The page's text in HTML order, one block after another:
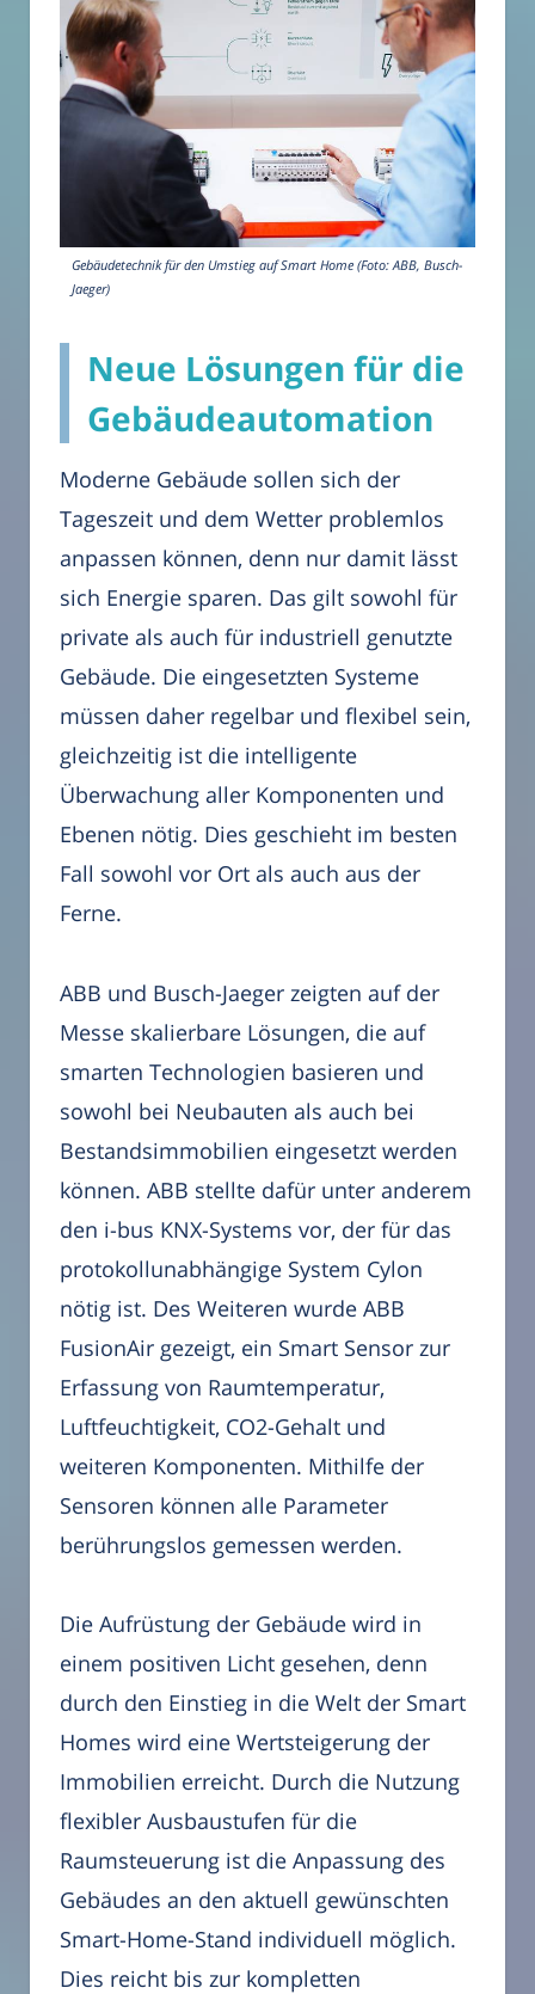
Gebäudetechnik für den Umstieg auf Smart Home (Foto: ABB, Busch-
Jaeger)
Neue Lösungen für die
Gebäudeautomation
Moderne Gebäude sollen sich der
Tageszeit und dem Wetter problemlos
anpassen können, denn nur damit lässt
sich Energie sparen. Das gilt sowohl für
private als auch für industriell genutzte
Gebäude. Die eingesetzten Systeme
müssen daher regelbar und flexibel sein,
gleichzeitig ist die intelligente
Überwachung aller Komponenten und
Ebenen nötig. Dies geschieht im besten
Fall sowohl vor Ort als auch aus der
Ferne.
ABB und Busch-Jaeger zeigten auf der
Messe skalierbare Lösungen, die auf
smarten Technologien basieren und
sowohl bei Neubauten als auch bei
Bestandsimmobilien eingesetzt werden
können. ABB stellte dafür unter anderem
den i-bus KNX-Systems vor, der für das
protokollunabhängige System Cylon
nötig ist. Des Weiteren wurde ABB
FusionAir gezeigt, ein Smart Sensor zur
Erfassung von Raumtemperatur,
Luftfeuchtigkeit, CO2-Gehalt und
weiteren Komponenten. Mithilfe der
Sensoren können alle Parameter
berührungslos gemessen werden.
Die Aufrüstung der Gebäude wird in
einem positiven Licht gesehen, denn
durch den Einstieg in die Welt der Smart
Homes wird eine Wertsteigerung der
Immobilien erreicht. Durch die Nutzung
flexibler Ausbaustufen für die
Raumsteuerung ist die Anpassung des
Gebäudes an den aktuell gewünschten
Smart-Home-Stand individuell möglich.
Dies reicht bis zur kompletten